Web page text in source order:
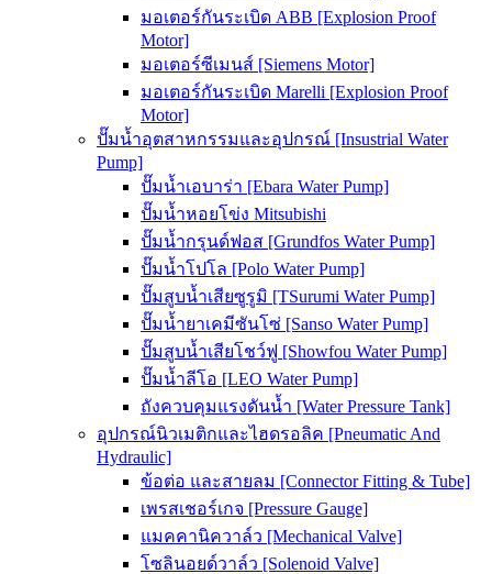
มอเตอร์กันระเบิด ABB [Explosion Proof
Motor]
มอเตอร์ซีเมนส์ [Siemens Motor]
มอเตอร์กันระเบิด Marelli [Explosion Proof
Motor]
ปั๊มน้ำอุตสาหกรรมและอุปกรณ์ [Insustrial Water
Pump]
ปั๊มน้ำเอบาร่า [Ebara Water Pump]
ปั๊มน้ำหอยโข่ง Mitsubishi
ปั๊มน้ำกรุนด์ฟอส [Grundfos Water Pump]
ปั๊มน้ำโปโล [Polo Water Pump]
ปั๊มสูบน้ำเสียซูรูมิ [TSurumi Water Pump]
ปั๊มน้ำยาเคมีซันโซ่ [Sanso Water Pump]
ปั๊มสูบน้ำเสียโชว์ฟู [Showfou Water Pump]
ปั๊มน้ำลีโอ [LEO Water Pump]
ถังควบคุมแรงดันน้ำ [Water Pressure Tank]
อุปกรณ์นิวเมติกและไฮดรอลิค [Pneumatic And
Hydraulic]
ข้อต่อ และสายลม [Connector Fitting & Tube]
เพรสเชอร์เกจ [Pressure Gauge]
แมคคานิควาล์ว [Mechanical Valve]
โซลินอยด์วาล์ว [Solenoid Valve]